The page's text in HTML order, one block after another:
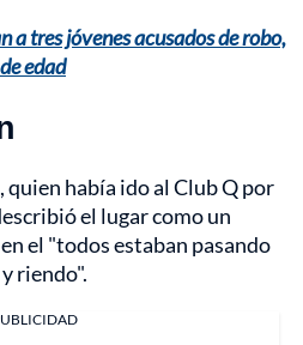
a tres jóvenes acusados de robo,
edad
quien había ido al Club Q por
el lugar como un
el "todos estaban pasando
riendo".